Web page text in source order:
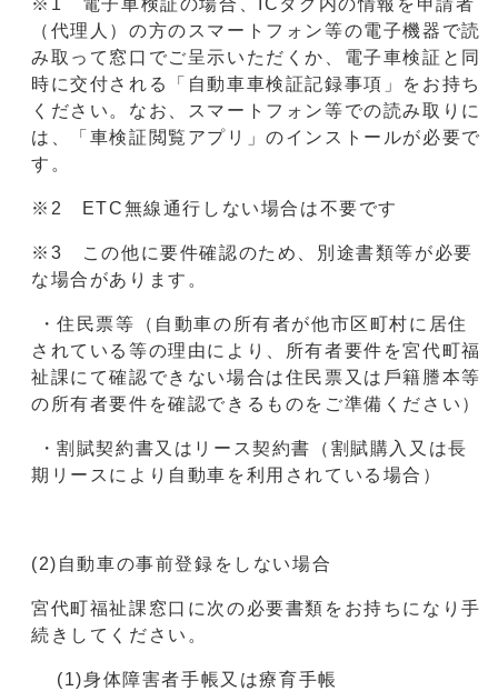
※1 電子車検証の場合、ICタグ内の情報を申請者
（代理人）の方のスマートフォン等の電子機器で読
み取って窓口でご呈示いただくか、電子車検証と同
時に交付される「自動車車検証記録事項」をお持ち
ください。なお、スマートフォン等での読み取りに
は、「車検証閲覧アプリ」のインストールが必要で
す。
※2 ETC無線通行しない場合は不要です
※3 この他に要件確認のため、別途書類等が必要
な場合があります。
・住⺠票等（⾃動⾞の所有者が他市区町村に居住
されている等の理由により、所有者要件を宮代町福
祉課にて確認できない場合は住⺠票⼜は⼾籍謄本等
の所有者要件を確認できるものをご準備ください）
・割賦契約書⼜はリース契約書（割賦購⼊⼜は⻑
期リースにより⾃動⾞を利⽤されている場合）
(2)自動車の事前登録をしない場合
宮代町福祉課窓口に次の必要書類をお持ちになり手
続きしてください。
(1)⾝体障害者⼿帳⼜は療育⼿帳